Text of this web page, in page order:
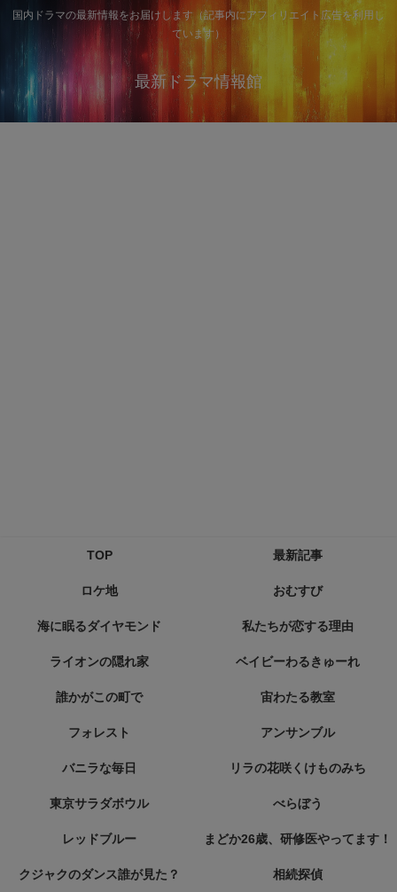
国内ドラマの最新情報をお届けします（記事内にアフィリエイト広告を利用し
ています）
最新ドラマ情報館
TOP 最新記事
ロケ地 おむすび
海に眠るダイヤモンド 私たちが恋する理由
ライオンの隠れ家 ベイビーわるきゅーれ
誰かがこの町で 宙わたる教室
フォレスト アンサンブル
バニラな毎日 リラの花咲くけものみち
東京サラダボウル べらぼう
レッドブルー まどか26歳、研修医やってます！
クジャクのダンス誰が見た？ 相続探偵